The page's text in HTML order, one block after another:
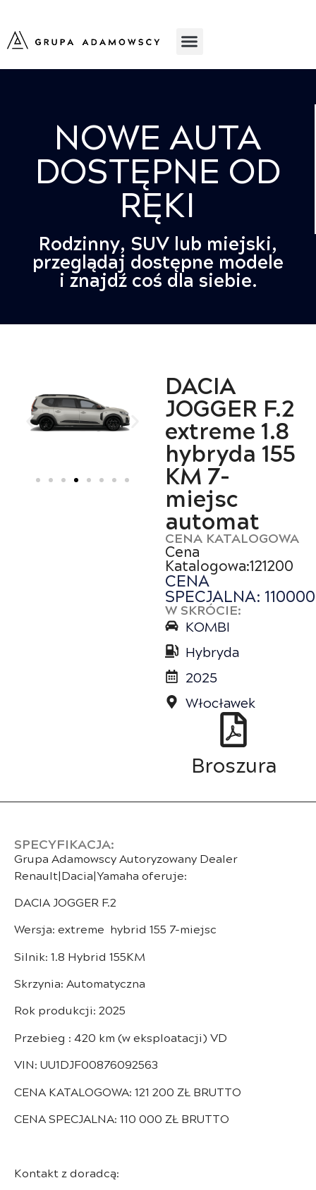
NOWE AUTA
DOSTĘPNE OD
RĘKI
Rodzinny, SUV lub miejski,
przeglądaj dostępne modele
i znajdź coś dla siebie.
DACIA
JOGGER F.2
extreme 1.8
hybryda 155
KM 7-
miejsc
automat
CENA KATALOGOWA
Cena
Katalogowa:121200
CENA
SPECJALNA: 110000
W SKRÓCIE:
KOMBI
Hybryda
2025
Włocławek
Broszura
SPECYFIKACJA:
Grupa Adamowscy Autoryzowany Dealer
Renault|Dacia|Yamaha oferuje:
DACIA JOGGER F.2
Wersja: extreme hybrid 155 7-miejsc
Silnik: 1.8 Hybrid 155KM
Skrzynia: Automatyczna
Rok produkcji: 2025
Przebieg : 420 km (w eksploatacji) VD
VIN: UU1DJF00876092563
CENA KATALOGOWA: 121 200 ZŁ BRUTTO
CENA SPECJALNA: 110 000 ZŁ BRUTTO
Kontakt z doradcą: